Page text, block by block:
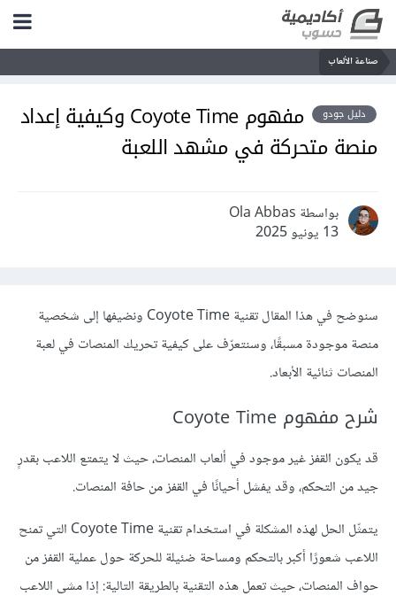
صناعة الألعاب
دليل جودو
مفهوم Coyote Time وكيفية إعداد
منصة متحركة في مشهد اللعبة
بواسطة Ola Abbas
13 يونيو 2025
سنوضح في هذا المقال تقنية Coyote Time ونضيفها إلى شخصية
منصة موجودة مسبقًا، وسنتعرّف على كيفية تحريك المنصات في لعبة
المنصات ثنائية الأبعاد.
شرح مفهوم Coyote Time
قد يكون القفز غير موجود في ألعاب المنصات، حيث لا يتمتع اللاعب بقدرٍ
جيد من التحكم، وقد يفشل أحيانًا في القفز من حافة المنصات.
يتمثّل الحل لهذه المشكلة في استخدام تقنية Coyote Time التي تمنح
اللاعب شعورًا أكبر بالتحكم ومساحة ضئيلة للحركة حول عملية القفز من
حواف المنصات، حيث تعمل هذه التقنية بالطريقة التالية: إذا مشى اللاعب